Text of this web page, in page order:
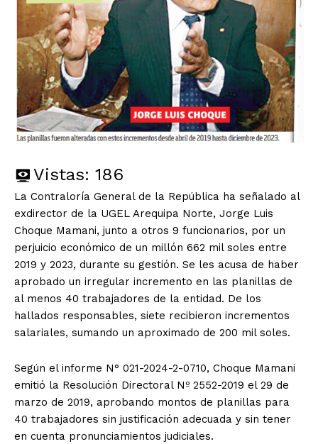
Vistas: 186
La Contraloría General de la República ha señalado al
exdirector de la UGEL Arequipa Norte, Jorge Luis
Choque Mamani, junto a otros 9 funcionarios, por un
perjuicio económico de un millón 662 mil soles entre
2019 y 2023, durante su gestión. Se les acusa de haber
aprobado un irregular incremento en las planillas de
al menos 40 trabajadores de la entidad. De los
hallados responsables, siete recibieron incrementos
salariales, sumando un aproximado de 200 mil soles.
Según el informe N° 021-2024-2-0710, Choque Mamani
emitió la Resolución Directoral Nº 2552-2019 el 29 de
marzo de 2019, aprobando montos de planillas para
40 trabajadores sin justificación adecuada y sin tener
en cuenta pronunciamientos judiciales.